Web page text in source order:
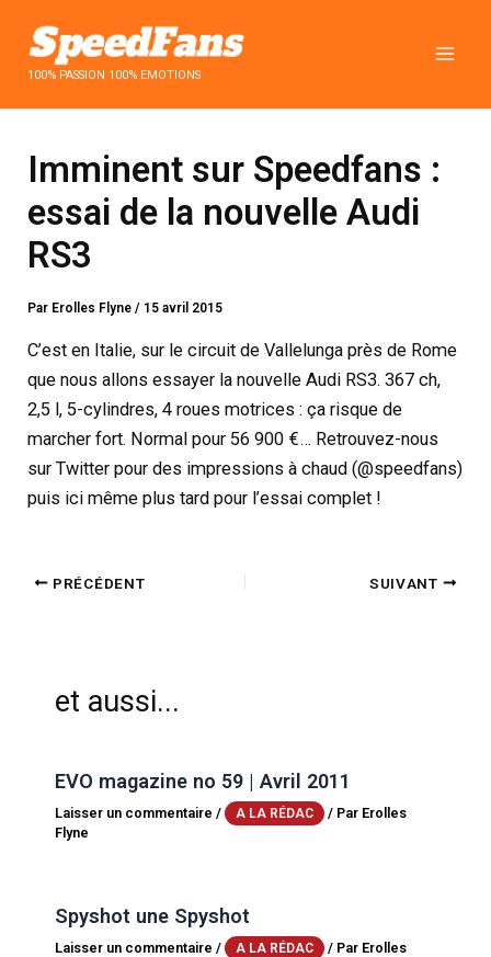
contenu100% PASSION 100% EMOTIONS
Imminent sur Speedfans :
essai de la nouvelle Audi
RS3
Par Erolles Flyne/ 15 avril 2015
C’est en Italie, sur le circuit de Vallelunga près de Rome
que nous allons essayer la nouvelle Audi RS3. 367 ch,
2,5 l, 5-cylindres, 4 roues motrices : ça risque de
marcher fort. Normal pour 56 900 €… Retrouvez-nous
sur Twitter pour des impressions à chaud (@speedfans)
puis ici même plus tard pour l’essai complet !
PRÉCÉDENT SUIVANT
et aussi...
EVO magazine no 59 | Avril 2011
Laisser un commentaire / A LA RÉDAC / Par Erolles
Flyne
Spyshot une Spyshot
Laisser un commentaire / A LA RÉDAC / Par Erolles